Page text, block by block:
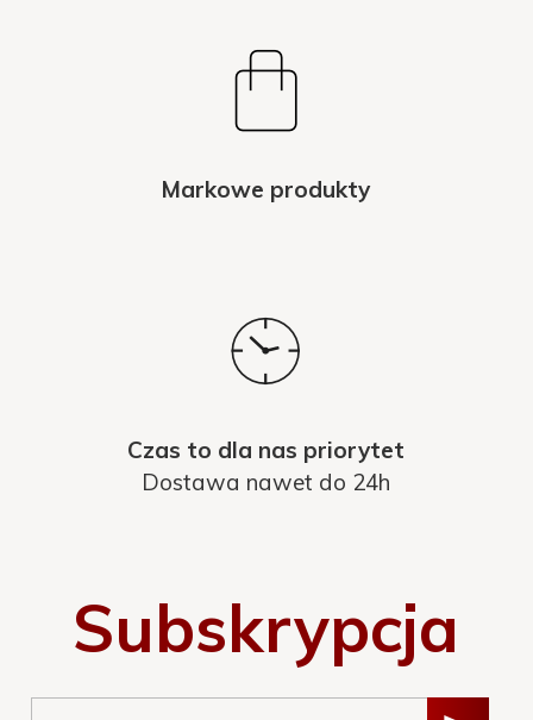
Markowe produkty
Czas to dla nas priorytet
Dostawa nawet do 24h
Subskrypcja